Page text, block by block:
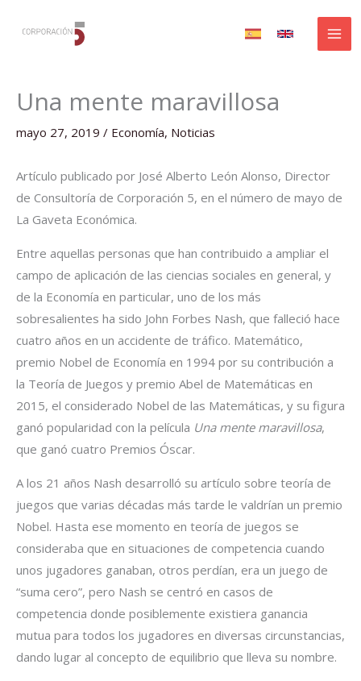
Una mente maravillosa
mayo 27, 2019 / Economía, Noticias
Artículo publicado por José Alberto León Alonso, Director
de Consultoría de Corporación 5, en el número de mayo de
La Gaveta Económica.
Entre aquellas personas que han contribuido a ampliar el
campo de aplicación de las ciencias sociales en general, y
de la Economía en particular, uno de los más
sobresalientes ha sido John Forbes Nash, que falleció hace
cuatro años en un accidente de tráfico. Matemático,
premio Nobel de Economía en 1994 por su contribución a
la Teoría de Juegos y premio Abel de Matemáticas en
2015, el considerado Nobel de las Matemáticas, y su figura
ganó popularidad con la película Una mente maravillosa,
que ganó cuatro Premios Óscar.
A los 21 años Nash desarrolló su artículo sobre teoría de
juegos que varias décadas más tarde le valdrían un premio
Nobel. Hasta ese momento en teoría de juegos se
consideraba que en situaciones de competencia cuando
unos jugadores ganaban, otros perdían, era un juego de
“suma cero”, pero Nash se centró en casos de
competencia donde posiblemente existiera ganancia
mutua para todos los jugadores en diversas circunstancias,
dando lugar al concepto de equilibrio que lleva su nombre.